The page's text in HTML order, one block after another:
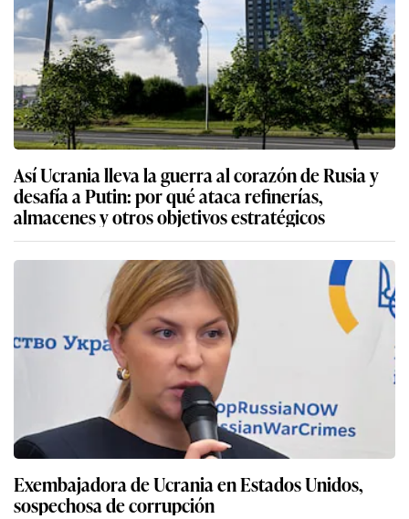
Así Ucrania lleva la guerra al corazón de Rusia y
desafía a Putin: por qué ataca refinerías,
almacenes y otros objetivos estratégicos
Exembajadora de Ucrania en Estados Unidos,
sospechosa de corrupción